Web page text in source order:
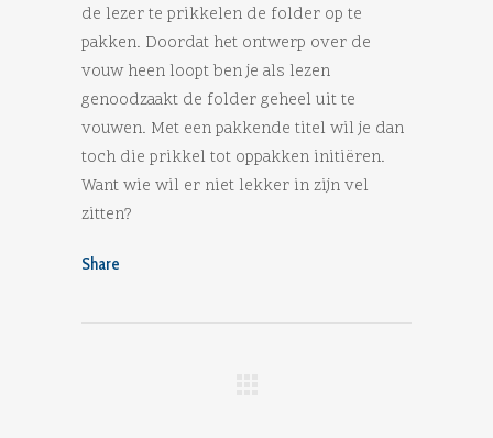
de lezer te prikkelen de folder op te
pakken. Doordat het ontwerp over de
vouw heen loopt ben je als lezen
genoodzaakt de folder geheel uit te
vouwen. Met een pakkende titel wil je dan
toch die prikkel tot oppakken initiëren.
Want wie wil er niet lekker in zijn vel
zitten?
Share